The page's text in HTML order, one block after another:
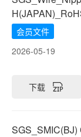
会员文件
2026-05-19
下载